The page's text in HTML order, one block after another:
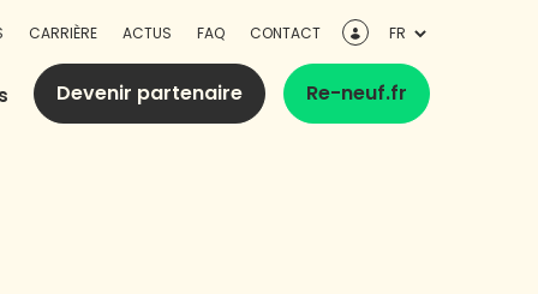
CARRIÈRE ACTUS FAQ CONTACT
Devenir partenaire Re-neuf.fr